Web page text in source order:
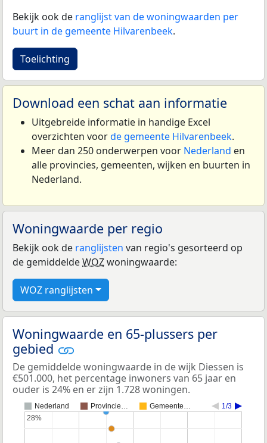
Bekijk ook de ranglijst van de woningwaarden per
buurt in de gemeente Hilvarenbeek.
Toelichting
Download een schat aan informatie
Uitgebreide informatie in handige Excel
overzichten voorde gemeente Hilvarenbeek.
Meer dan 250 onderwerpen voor Nederland en
alle provincies, gemeenten, wijken en buurten in
Nederland.
Woningwaarde per regio
Bekijk ook de ranglijsten van regio's gesorteerd op
de gemiddeldeWOZwoningwaarde:
WOZ ranglijsten
Woningwaarde en 65-plussers per
gebied
De gemiddelde woningwaarde in de wijk Diessen is
€501.000, het percentage inwoners van 65 jaar en
ouder is 24% en er zijn 1.728 woningen.
Nederland Provincie… Gemeente… 1/3
28%
28%